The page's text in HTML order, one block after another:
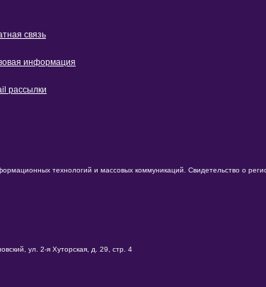
связь
информация
рассылки
технологий и массовых коммуникаций. Свидетельство о
ул. 2-я Хуторская, д. 29, стр. 4